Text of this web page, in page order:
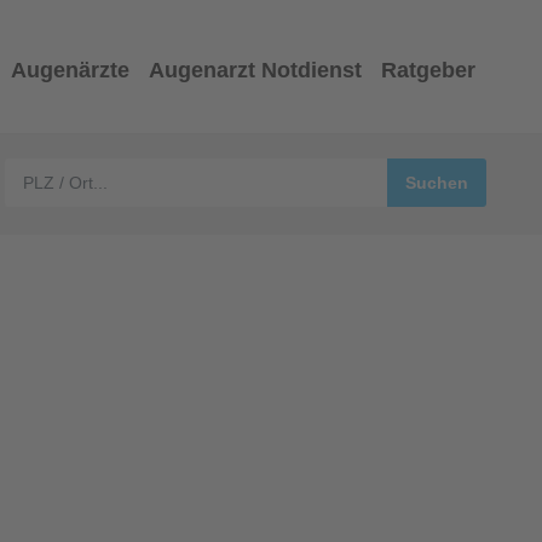
Augenärzte Augenarzt Notdienst Ratgeber